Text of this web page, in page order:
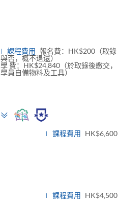
課程費用
報名費：HK$200（取錄
與否，概不退還）
學 費：HK$24,840（於取錄後繳交，
學員自備物料及工具）
Toggle
課程費用 HK$6,600
課程費用 HK$4,500